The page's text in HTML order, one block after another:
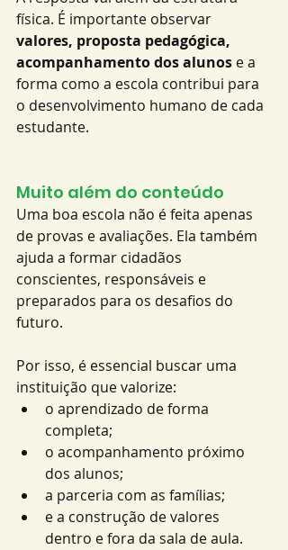
física. É importante observar
valores, proposta pedagógica,
acompanhamento dos alunos e a
forma como a escola contribui para
o desenvolvimento humano de cada
estudante.
Muito além do conteúdo
Uma boa escola não é feita apenas
de provas e avaliações. Ela também
ajuda a formar cidadãos
conscientes, responsáveis e
preparados para os desafios do
futuro.
Por isso, é essencial buscar uma
instituição que valorize:
o aprendizado de forma
completa;
o acompanhamento próximo
dos alunos;
a parceria com as famílias;
e a construção de valores
dentro e fora da sala de aula.